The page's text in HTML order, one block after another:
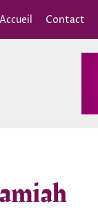
Accueil Contact